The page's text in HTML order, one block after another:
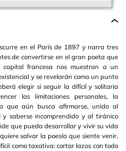
en el París de 1897 y narra tres
de convertirse en el gran poeta que
capital francesa nos muestran a un
y se revelarán como un punto
elegir si seguir la difícil y solitaria
las limitaciones personales, la
que aún busca afirmarse, unido al
y saberse incomprendido y al tiránico
que pueda desarrollar y vivir su vida
salvar la poesía que siente venir,
como taxativa: cortar lazos con todo